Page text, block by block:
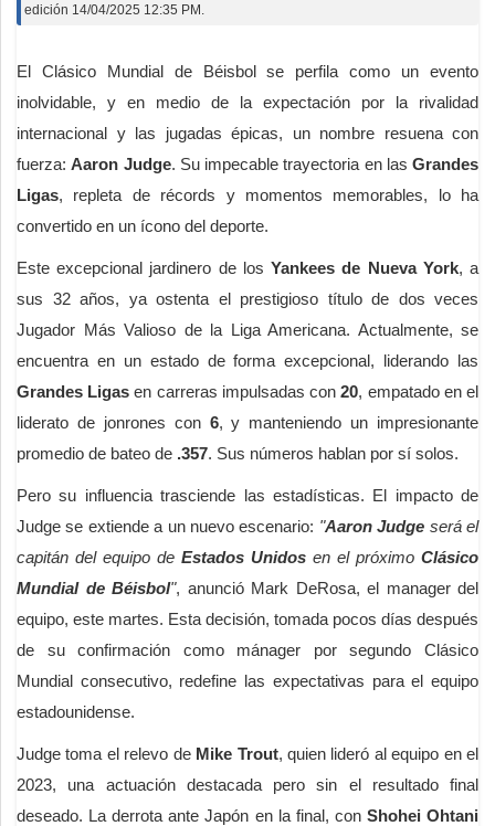
edición 14/04/2025 12:35 PM.
El Clásico Mundial de Béisbol se perfila como un evento
inolvidable, y en medio de la expectación por la rivalidad
internacional y las jugadas épicas, un nombre resuena con
fuerza:Aaron Judge. Su impecable trayectoria en las Grandes
Ligas, repleta de récords y momentos memorables, lo ha
convertido en un ícono del deporte.
Este excepcional jardinero de losYankees de Nueva York, a
sus 32 años, ya ostenta el prestigioso título de dos veces
Jugador Más Valioso de la Liga Americana. Actualmente, se
encuentra en un estado de forma excepcional, liderando las
Grandes Ligas en carreras impulsadas con20, empatado en el
liderato de jonrones con 6, y manteniendo un impresionante
promedio de bateo de .357. Sus números hablan por sí solos.
Pero su influencia trasciende las estadísticas. El impacto de
Judge se extiende a un nuevo escenario: "Aaron Judge será el
capitán del equipo de Estados Unidos en el próximo Clásico
Mundial de Béisbol", anunció Mark DeRosa, el manager del
equipo, este martes. Esta decisión, tomada pocos días después
de su confirmación como mánager por segundo Clásico
Mundial consecutivo, redefine las expectativas para el equipo
estadounidense.
Judge toma el relevo de Mike Trout, quien lideró al equipo en el
2023, una actuación destacada pero sin el resultado final
deseado. La derrota ante Japón en la final, con Shohei Ohtani